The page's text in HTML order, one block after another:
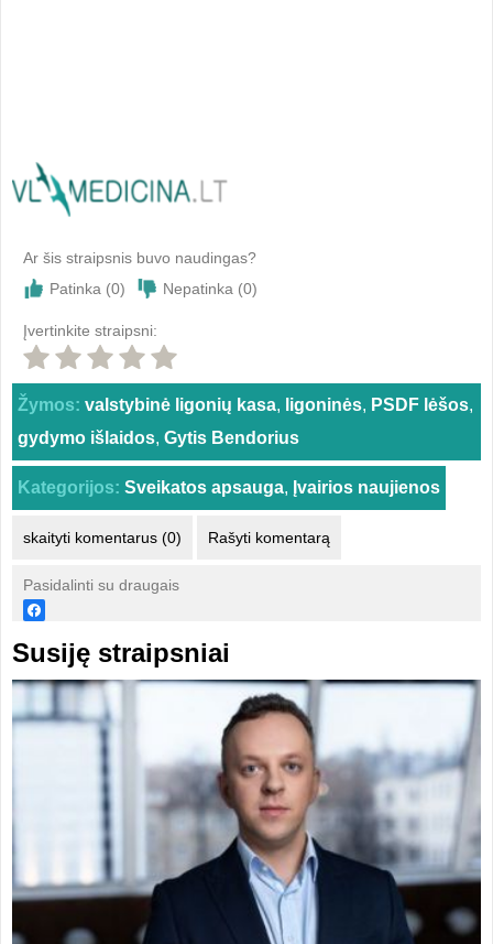
Ar šis straipsnis buvo naudingas?
Patinka (0) Nepatinka (0)
Įvertinkite straipsni:
Žymos: valstybinė ligonių kasa, ligoninės, PSDF lėšos,
gydymo išlaidos, Gytis Bendorius
Kategorijos: Sveikatos apsauga, Įvairios naujienos
skaityti komentarus (0) Rašyti komentarą
Pasidalinti su draugais
Susiję straipsniai